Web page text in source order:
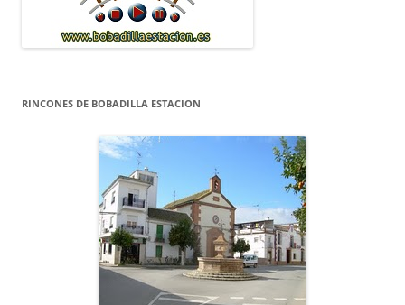
RINCONES DE BOBADILLA ESTACION